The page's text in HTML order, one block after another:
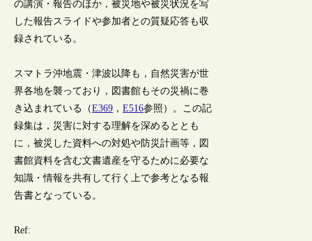
の講演・報告のほか，被災地や被災状況を写
した報告スライドや参加者との質疑応答も収
録されている。
スマトラ沖地震・津波以降も，自然災害が世
界各地を襲っており，図書館もその災禍に巻
き込まれている（E369 ，E516参照）。この記
録集は，災害に対する理解を深めるととも
に，被災した資料への対処や防災計画等，図
書館資料を含む文書遺産を守るために必要な
知識・情報を共有して行く上で参考となる報
告書となっている。
Ref: